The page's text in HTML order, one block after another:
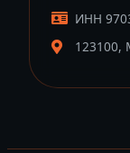
ИНН
123100,